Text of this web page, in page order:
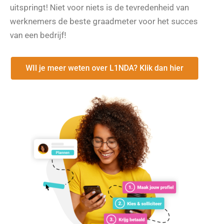
uitspringt! Niet voor niets is de tevredenheid van
werknemers de beste graadmeter voor het succes
van een bedrijf!
WIl je meer weten over L1NDA? Klik dan hier